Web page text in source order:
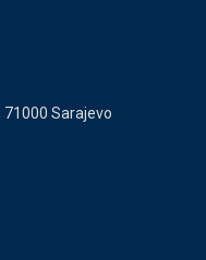
71000 Sarajevo